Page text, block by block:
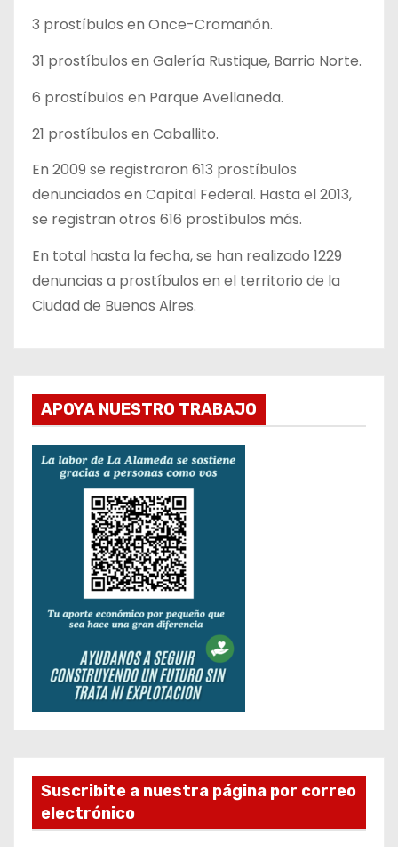
3 prostíbulos en Once-Cromañón.
31 prostíbulos en Galería Rustique, Barrio Norte.
6 prostíbulos en Parque Avellaneda.
21 prostíbulos en Caballito.
En 2009 se registraron 613 prostíbulos
denunciados en Capital Federal. Hasta el 2013,
se registran otros 616 prostíbulos más.
En total hasta la fecha, se han realizado 1229
denuncias a prostíbulos en el territorio de la
Ciudad de Buenos Aires.
APOYA NUESTRO TRABAJO
Suscribite a nuestra página por correo
electrónico